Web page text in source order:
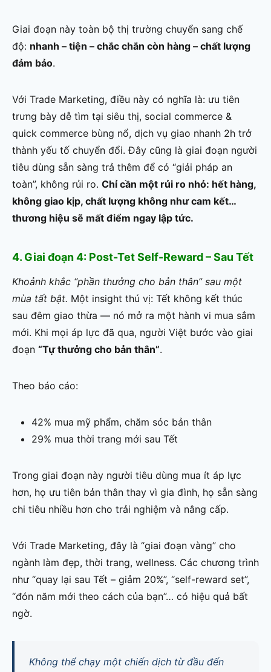
Giai đoạn này toàn bộ thị trường chuyển sang chế
độ: nhanh – tiện – chắc chắn còn hàng – chất lượng
đảm bảo.
Với Trade Marketing, điều này có nghĩa là: ưu tiên
trưng bày dễ tìm tại siêu thị, social commerce &
quick commerce bùng nổ, dịch vụ giao nhanh 2h trở
thành yếu tố chuyển đổi. Đây cũng là giai đoạn người
tiêu dùng sẵn sàng trả thêm để có “giải pháp an
toàn”, không rủi ro. Chỉ cần một rủi ro nhỏ: hết hàng,
không giao kịp, chất lượng không như cam kết…
thương hiệu sẽ mất điểm ngay lập tức.
4. Giai đoạn 4: Post-Tet Self-Reward – Sau Tết
Khoảnh khắc “phần thưởng cho bản thân” sau một
mùa tất bật. Một insight thú vị: Tết không kết thúc
sau đêm giao thừa — nó mở ra một hành vi mua sắm
mới. Khi mọi áp lực đã qua, người Việt bước vào giai
đoạn “Tự thưởng cho bản thân”.
Theo báo cáo:
42% mua mỹ phẩm, chăm sóc bản thân
29% mua thời trang mới sau Tết
Trong giai đoạn này người tiêu dùng mua ít áp lực
hơn, họ ưu tiên bản thân thay vì gia đình, họ sẵn sàng
chi tiêu nhiều hơn cho trải nghiệm và nâng cấp.
Với Trade Marketing, đây là “giai đoạn vàng” cho
ngành làm đẹp, thời trang, wellness. Các chương trình
như “quay lại sau Tết – giảm 20%”, “self-reward set”,
“đón năm mới theo cách của bạn”… có hiệu quả bất
ngờ.
Không thể chạy một chiến dịch từ đầu đến